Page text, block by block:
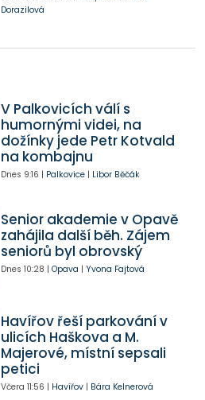
Dorazilová
V Palkovicích válí s
humornými videi, na
dožínky jede Petr Kotvald
na kombajnu
Dnes 9:16 | Palkovice| Libor Běčák
Senior akademie v Opavě
zahájila další běh. Zájem
seniorů byl obrovský
Dnes 10:28 | Opava | Yvona Fajtová
Havířov řeší parkování v
ulicích Haškova a M.
Majerové, místní sepsali
petici
Včera 11:56 | Havířov| Bára Kelnerová